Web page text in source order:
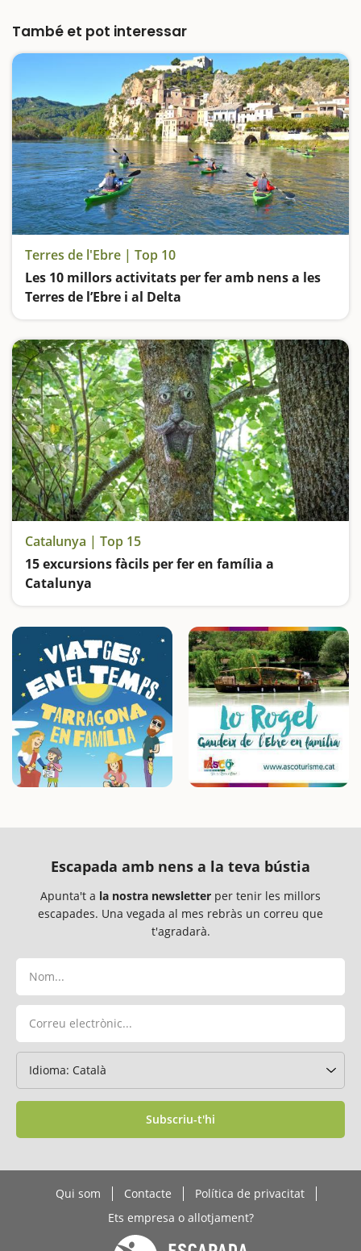
poble, doncs la majoria de pescadors eren
pagesos i la…
També et pot interessar
Terres de l'Ebre | Top 10
Les 10 millors activitats per fer amb nens a les
Terres de l’Ebre i al Delta
Catalunya | Top 15
15 excursions fàcils per fer en família a
Catalunya
Escapada amb nens a la teva bústia
Apunta't a la nostra newsletter per tenir les millors
escapades. Una vegada al mes rebràs un correu que
t'agradarà.
Subscriu-t'hi
Qui som Contacte
Política de privacitat
Ets empresa o allotjament?